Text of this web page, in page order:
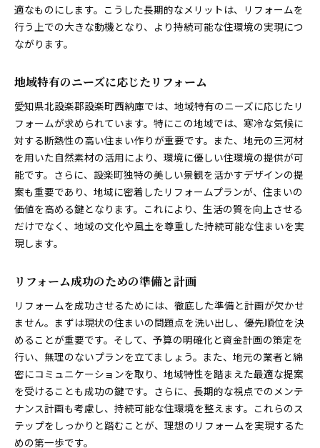
プロの視点から見る間取り変更のメリット
断熱性能を向上させた設楽町のリフォーム実例
快適な室内環境を実現するための工夫
エコで経済的な断熱リフォームの提案
断熱材選びのポイントと注意点
最新技術を活用した断熱改善の事例
老朽化部分を補修して設楽町の住まいを再生
老朽化のチェックポイントとその対応
安全性を考慮した補修工事の進め方
長寿命化を図るための効果的な補修方法
補修とリフォームを組み合わせた住まい再生
地元素材で彩る設楽町のリフォームの魅力
地元の素材を使ったデザインの魅力
素材選びが住まいに与える温かみ
地元の風土を生かしたリフォーム事例
自然素材の持つ健康的な効果
地素材を使用する際の注意点
地域の文化を反映したリフォームの提案
適なものにします。こうした長期的なメリットは、リフォームを
行う上での大きな動機となり、より持続可能な住環境の実現につ
ながります。
地域特有のニーズに応じたリフォーム
愛知県北設楽郡設楽町西納庫では、地域特有のニーズに応じたリ
フォームが求められています。特にこの地域では、寒冷な気候に
対する断熱性の高い住まい作りが重要です。また、地元の三河材
を用いた自然素材の活用により、環境に優しい住環境の提供が可
能です。さらに、設楽町独特の美しい景観を活かすデザインの提
案も重要であり、地域に密着したリフォームプランが、住まいの
価値を高める鍵となります。これにより、生活の質を向上させる
だけでなく、地域の文化や風土を尊重した持続可能な住まいを実
現します。
リフォーム成功のための準備と計画
リフォームを成功させるためには、徹底した準備と計画が欠かせ
ません。まずは現状の住まいの問題点を洗い出し、優先順位を決
めることが重要です。そして、予算の明確化と資金計画の策定を
行い、無理のないプランを立てましょう。また、地元の業者と綿
密にコミュニケーションを取り、地域特性を踏まえた最適な提案
を受けることも成功の鍵です。さらに、長期的な視点でのメンテ
ナンス計画も考慮し、持続可能な住環境を整えます。これらのス
テップをしっかりと踏むことが、理想のリフォームを実現するた
めの第一歩です。